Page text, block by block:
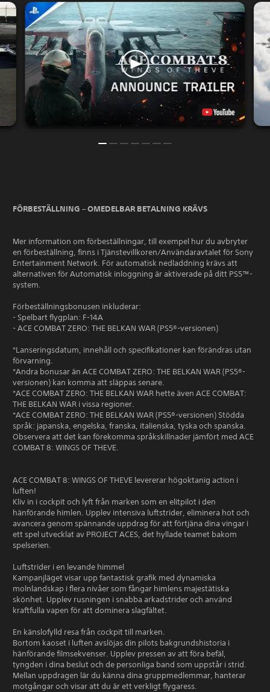
FÖRBESTÄLLNING – OMEDELBAR BETALNING KRÄVS
Mer information om förbeställningar, till exempel hur du avbryter
en förbeställning, finns i Tjänstevillkoren/Användaravtalet för Sony
Entertainment Network. För automatisk nedladdning krävs att
alternativen för Automatisk inloggning är aktiverade på ditt PS5™-
system.
Förbeställningsbonusen inkluderar:
- Spelbart flygplan: F-14A
- ACE COMBAT ZERO: THE BELKAN WAR (PS5®-versionen)
*Lanseringsdatum, innehåll och specifikationer kan förändras utan
förvarning.
*Andra bonusar än ACE COMBAT ZERO: THE BELKAN WAR (PS5®-
versionen) kan komma att släppas senare.
*ACE COMBAT ZERO: THE BELKAN WAR hette även ACE COMBAT:
THE BELKAN WAR i vissa regioner.
*ACE COMBAT ZERO: THE BELKAN WAR (PS5®-versionen) Stödda
språk: japanska, engelska, franska, italienska, tyska och spanska.
Observera att det kan förekomma språkskillnader jämfört med ACE
COMBAT 8: WINGS OF THEVE.
ACE COMBAT 8: WINGS OF THEVE levererar högoktanig action i
luften!
Kliv in i cockpit och lyft från marken som en elitpilot i den
hänförande himlen. Upplev intensiva luftstrider, eliminera hot och
avancera genom spännande uppdrag för att förtjäna dina vingar i
ett spel utvecklat av PROJECT ACES, det hyllade teamet bakom
spelserien.
Luftstrider i en levande himmel
Kampanjläget visar upp fantastisk grafik med dynamiska
molnlandskap i flera nivåer som fångar himlens majestätiska
skönhet. Upplev rusningen i snabba arkadstrider och använd
kraftfulla vapen för att dominera slagfältet.
En känslofylld resa från cockpit till marken.
Bortom kaoset i luften avslöjas din pilots bakgrundshistoria i
hänförande filmsekvenser. Upplev pressen av att föra befäl,
tyngden i dina beslut och de personliga band som uppstår i strid.
Mellan uppdragen lär du känna dina gruppmedlemmar, hanterar
motgångar och visar att du är ett verkligt flygaress.